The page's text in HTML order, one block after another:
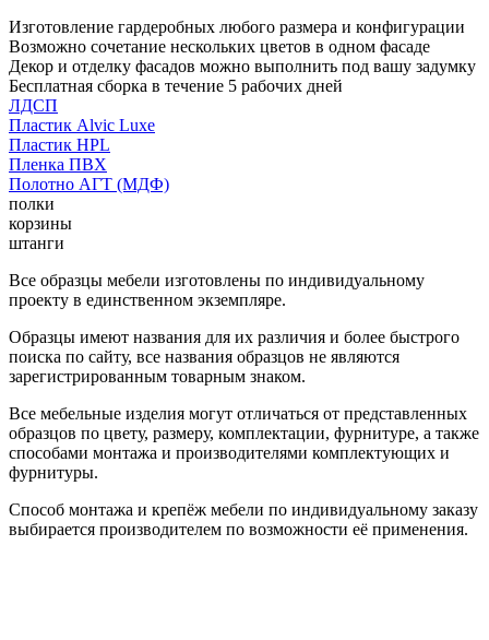
Изготовление гардеробных любого размера и конфигурации
Возможно сочетание нескольких цветов в одном фасаде
Декор и отделку фасадов можно выполнить под вашу задумку
Бесплатная сборка в течение 5 рабочих дней
ЛДСП
Пластик Alvic Luxe
Пластик HPL
Пленка ПВХ
Полотно АГТ (МДФ)
полки
корзины
штанги
Все образцы мебели изготовлены по индивидуальному
проекту в единственном экземпляре.
Образцы имеют названия для их различия и более быстрого
поиска по сайту, все названия образцов не являются
зарегистрированным товарным знаком.
Все мебельные изделия могут отличаться от представленных
образцов по цвету, размеру, комплектации, фурнитуре, а также
способами монтажа и производителями комплектующих и
фурнитуры.
Способ монтажа и крепёж мебели по индивидуальному заказу
выбирается производителем по возможности её применения.